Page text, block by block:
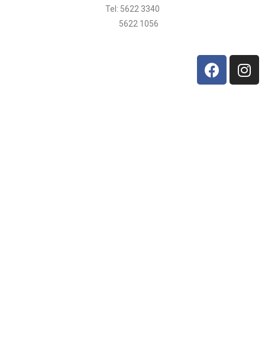
Tel: 5622 3340
5622 1056